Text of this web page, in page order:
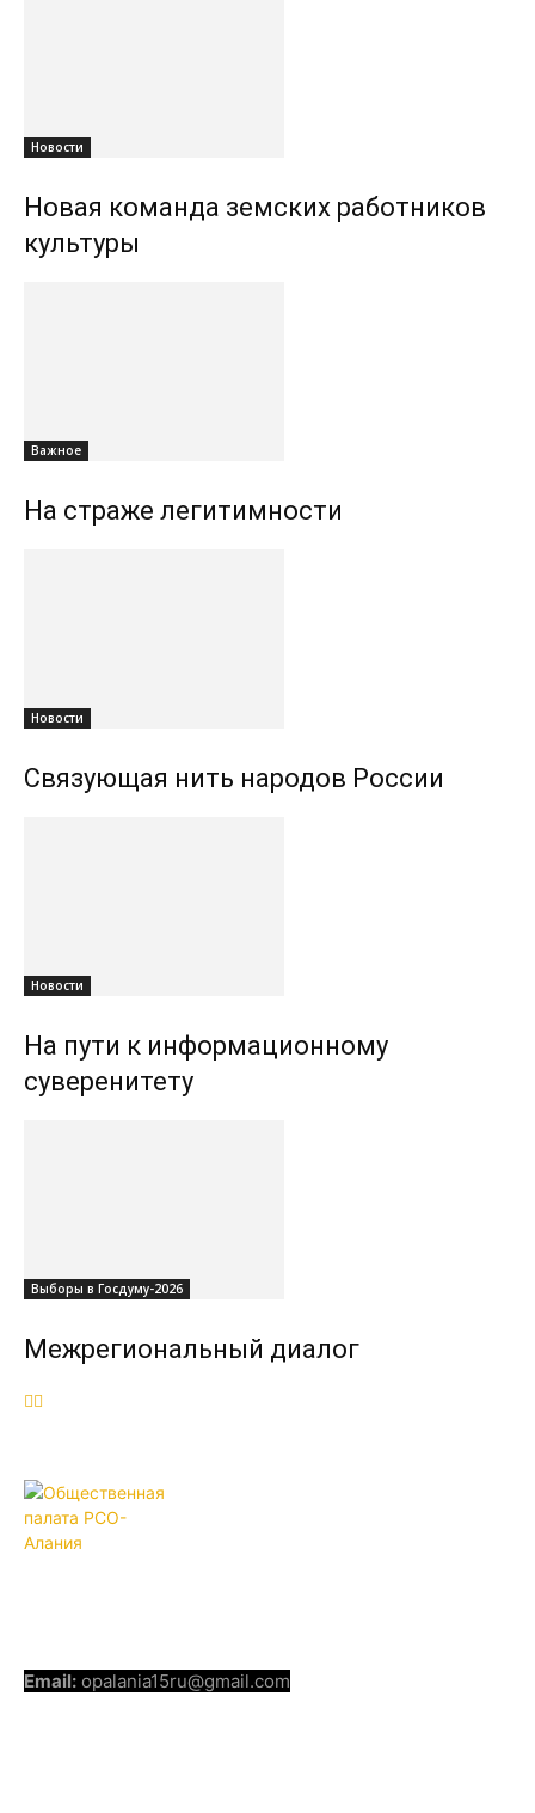
Новости
Новая команда земских работников
культуры
Важное
На страже легитимности
Новости
Связующая нить народов России
Новости
На пути к информационному
суверенитету
Выборы в Госдуму-2026
Межрегиональный диалог
Email: opalania15ru@gmail.com